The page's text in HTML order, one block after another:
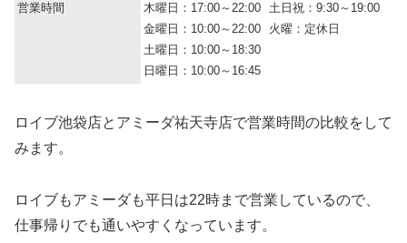
営業時間
木曜日：17:00～22:00
金曜日：10:00～22:00
土曜日：10:00～18:30
日曜日：10:00～16:45
土日祝：9:30～19:00
火曜：定休日
ロイブ池袋店とアミーダ祐天寺店で営業時間の比較をして
みます。
ロイブもアミーダも平日は22時まで営業しているので、
仕事帰りでも通いやすくなっています。